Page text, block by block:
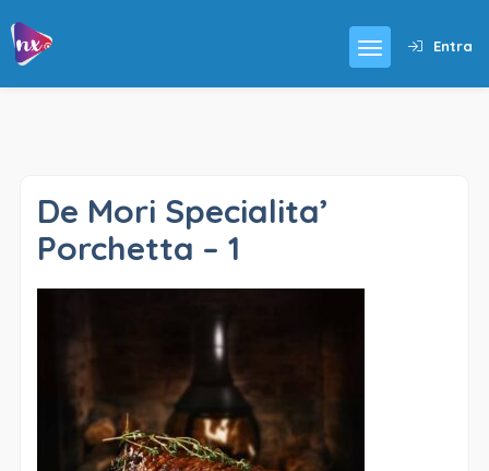
Entra
De Mori Specialita’
Porchetta – 1